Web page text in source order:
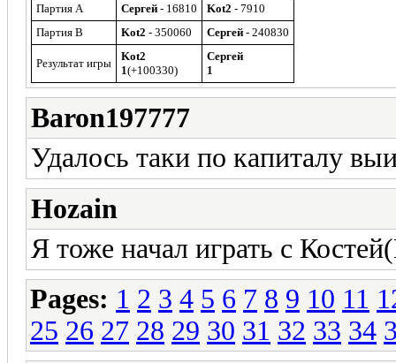
Партия A
Сергей - 16810 Kot2 - 7910
Партия B
Kot2 - 350060 Сергей - 240830
Результат игры
Kot2
1(+100330)
Сергей
1
Baron197777
Удалось таки по капиталу
Hozain
Я тоже начал играть с
Pages: 1 2 3 4 5 6 7 8 9 10 11
25 26 27 28 29 30 31 32 33 34